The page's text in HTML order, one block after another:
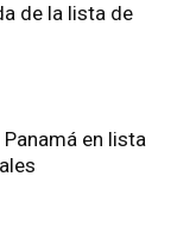
de la lista de
Panamá en lista